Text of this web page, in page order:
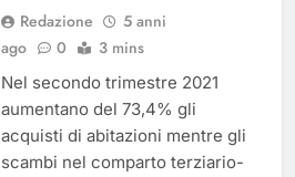
Redazione
5 anni
ago
0 3 mins
Nel secondo trimestre 2021
aumentano del 73,4% gli
acquisti di abitazioni mentre gli
scambi nel comparto terziario-